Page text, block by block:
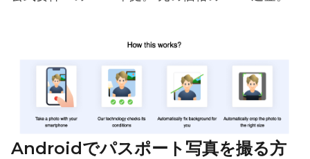
Androidでパスポート写真を撮る方